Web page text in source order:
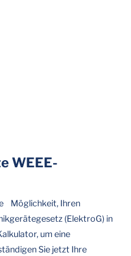
WEEE-
Möglichkeit, Ihren
(ElektroG) in
um eine
Sie jetzt Ihre